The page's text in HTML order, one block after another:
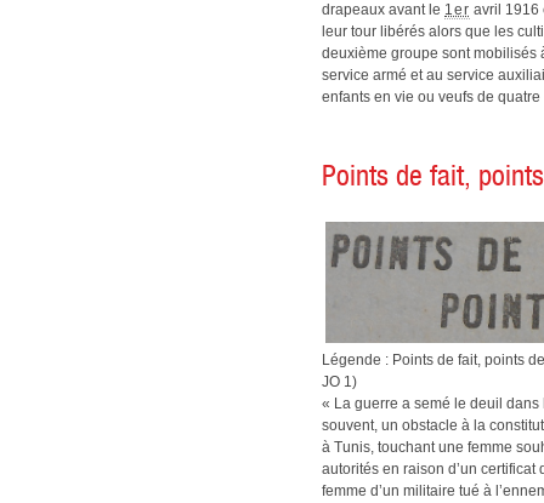
drapeaux avant le 1er avril 1916
leur tour libérés alors que les
deuxième groupe sont mobilisés
service armé et au service
enfants en vie ou veufs de
Points de fait,
Légende : Points de fait, points
JO 1)
« La guerre a semé le deuil
souvent, un obstacle à la
à Tunis, touchant une femme
autorités en raison d’un
femme d’un militaire tué à